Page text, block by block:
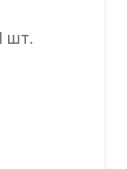
шт.